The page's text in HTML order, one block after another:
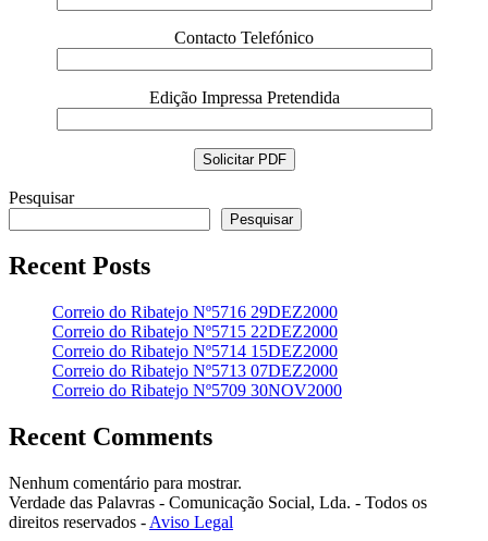
Contacto Telefónico
Edição Impressa Pretendida
Pesquisar
Pesquisar
Recent Posts
Correio do Ribatejo Nº5716 29DEZ2000
Correio do Ribatejo Nº5715 22DEZ2000
Correio do Ribatejo Nº5714 15DEZ2000
Correio do Ribatejo Nº5713 07DEZ2000
Correio do Ribatejo Nº5709 30NOV2000
Recent Comments
Nenhum comentário para mostrar.
Verdade das Palavras - Comunicação Social, Lda. - Todos os
direitos reservados - Aviso Legal